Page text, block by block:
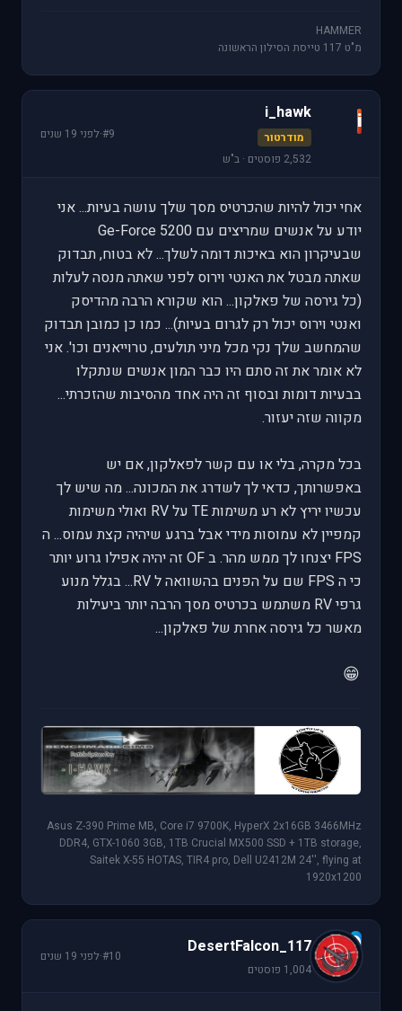
HAMMER
מ"ט 117 טייסת הסילון הראשונה
i
i_hawk
מודרטור
2,532 פוסטים · ב"ש
#9
·לפני 19 שנים
אחי יכול להיות שהכרטיס מסך שלך עושה בעיות... אני
יודע על אנשים שמריצים עם Ge-Force 5200
שבעיקרון הוא באיכות דומה לשלך... לא בטוח, תבדוק
שאתה מבטל את האנטי וירוס לפני שאתה מנסה לעלות
(כל גירסה של פאלקון... הוא שקורא הרבה מהדיסק
ואנטי וירוס יכול רק לגרום בעיות)... כמו כן כמובן תבדוק
שהמחשב שלך נקי מכל מיני תולעים, טרוייאנים וכו'. אני
לא אומר את זה סתם היו כבר המון אנשים שנתקלו
בבעיות דומות ובסוף זה היה אחד מהסיבות שהזכרתי...
מקווה שזה יעזור.
בכל מקרה, בלי או עם קשר לפאלקון, אם יש
באפשרותך, כדאי לך לשדרג את המכונה... מה שיש לך
עכשיו יריץ לא רע משימות TE על RV ואולי משימות
קמפיין לא עמוסות מידי אבל ברגע שיהיה קצת עמוס... ה
FPS יצנחו לך ממש מהר. ב OF זה יהיה אפילו גרוע יותר
כי ה FPS שם על הפנים בהשוואה ל RV... בגלל מנוע
גרפי RV משתמש בכרטיס מסך הרבה יותר ביעילות
מאשר כל גירסה אחרת של פאלקון...
😁
Asus Z-390 Prime MB, Core i7 9700K, HyperX 2x16GB 3466MHz
DDR4, GTX-1060 3GB, 1TB Crucial MX500 SSD + 1TB storage,
Saitek X-55 HOTAS, TIR4 pro, Dell U2412M 24'', flying at
1920x1200
D
DesertFalcon_117
1,004 פוסטים
#10
·לפני 19 שנים